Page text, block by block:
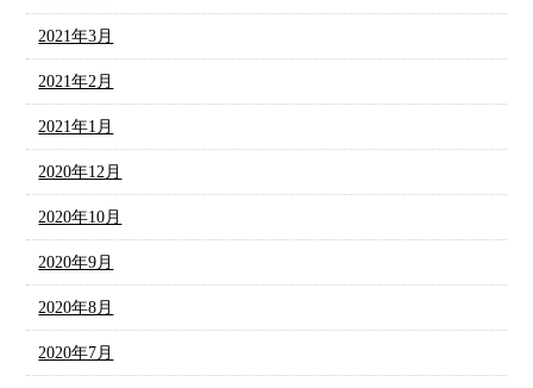
2021年3月
2021年2月
2021年1月
2020年12月
2020年10月
2020年9月
2020年8月
2020年7月